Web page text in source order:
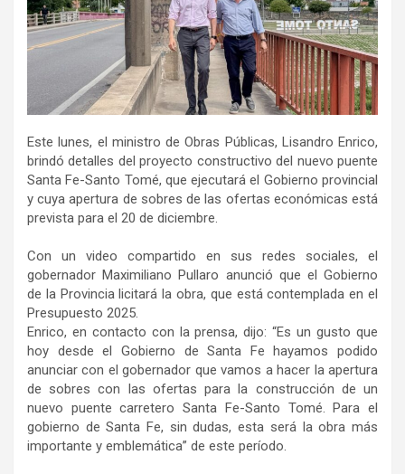
Este lunes, el ministro de Obras Públicas, Lisandro Enrico,
brindó detalles del proyecto constructivo del nuevo puente
Santa Fe-Santo Tomé, que ejecutará el Gobierno provincial
y cuya apertura de sobres de las ofertas económicas está
prevista para el 20 de diciembre.
Con un video compartido en sus redes sociales, el
gobernador Maximiliano Pullaro anunció que el Gobierno
de la Provincia licitará la obra, que está contemplada en el
Presupuesto 2025.
Enrico, en contacto con la prensa, dijo: “Es un gusto que
hoy desde el Gobierno de Santa Fe hayamos podido
anunciar con el gobernador que vamos a hacer la apertura
de sobres con las ofertas para la construcción de un
nuevo puente carretero Santa Fe-Santo Tomé. Para el
gobierno de Santa Fe, sin dudas, esta será la obra más
importante y emblemática” de este período.